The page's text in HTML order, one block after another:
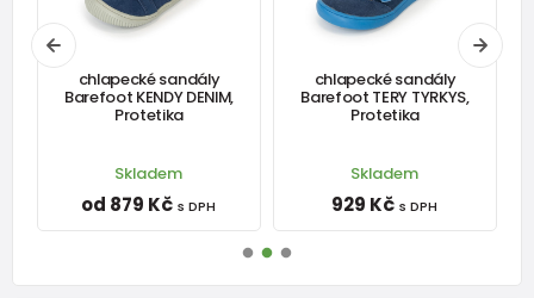
chodidla
143 151
Šířka stélky
chlapecké sandály
Barefoot KENDY DENIM,
Protetika
Skladem
od 879 Kč s DPH
chlapecké sandály
Barefoot TERY TYRKYS,
Protetika
Skladem
929 Kč s DPH